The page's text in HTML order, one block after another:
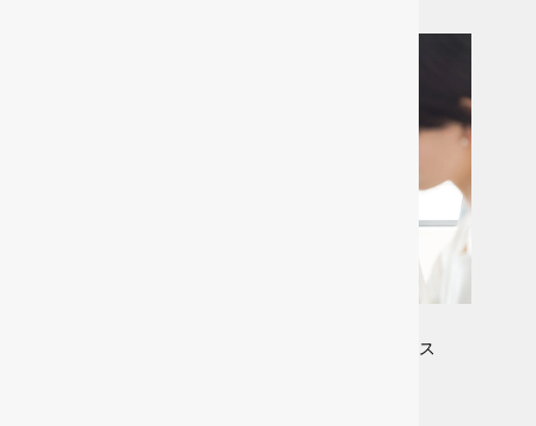
バリアフリーで就労サポート付きのサテライトオフィス